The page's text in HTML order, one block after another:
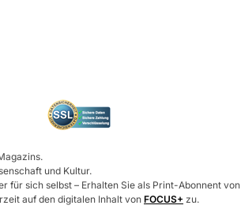
und Kultur.
für sich selbst – Erhalten Sie als Print-Abonnent von
auf den digitalen Inhalt vonFOCUS+ zu.